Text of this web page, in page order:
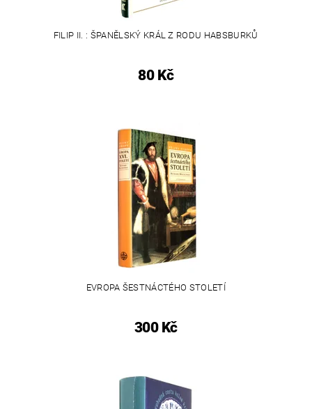
FILIP II. : ŠPANĚLSKÝ KRÁL Z RODU HABSBURKŮ
80 Kč
EVROPA ŠESTNÁCTÉHO STOLETÍ
300 Kč